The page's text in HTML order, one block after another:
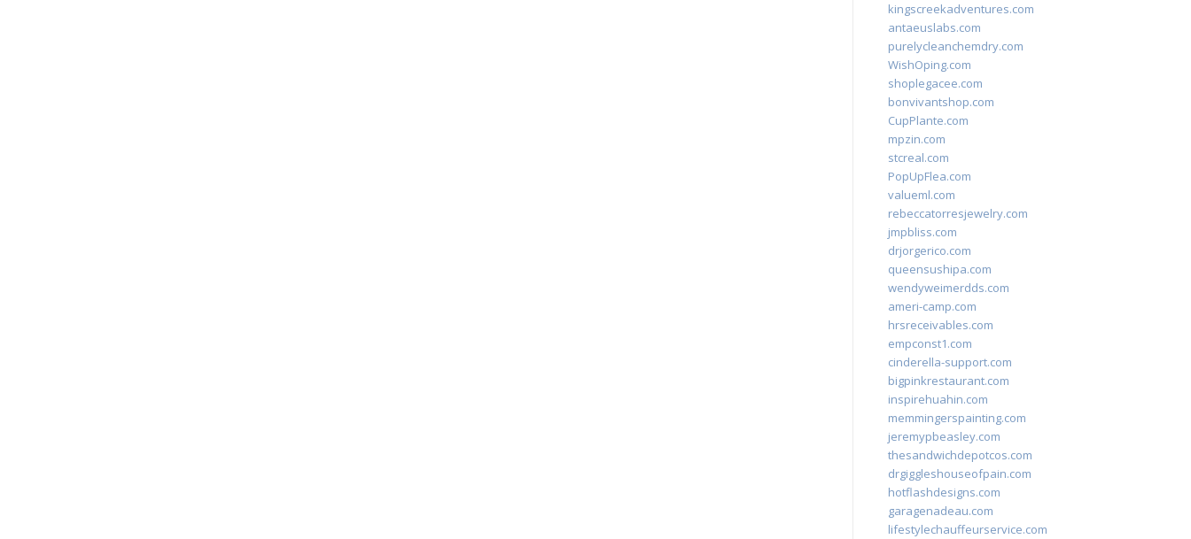
kingscreekadventures.com
antaeuslabs.com
purelycleanchemdry.com
WishOping.com
shoplegacee.com
bonvivantshop.com
CupPlante.com
mpzin.com
stcreal.com
PopUpFlea.com
valueml.com
rebeccatorresjewelry.com
jmpbliss.com
drjorgerico.com
queensushipa.com
wendyweimerdds.com
ameri-camp.com
hrsreceivables.com
empconst1.com
cinderella-support.com
bigpinkrestaurant.com
inspirehuahin.com
memmingerspainting.com
jeremypbeasley.com
thesandwichdepotcos.com
drgiggleshouseofpain.com
hotflashdesigns.com
garagenadeau.com
lifestylechauffeurservice.com